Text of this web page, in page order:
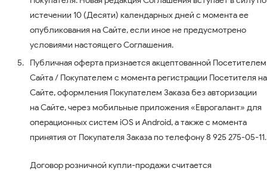
истечении 10 (Десяти) календарных дней с момента ее
опубликования на Сайте, если иное не предусмотрено
условиями настоящего Соглашения.
Публичная оферта признается акцептованной Посетителем
Сайта / Покупателем с момента регистрации Посетителя на
Сайте, оформления Покупателем Заказа без авторизации
на Сайте, через мобильные приложения «Еврогалант» для
операционных систем iOS и Android, а также с момента
принятия от Покупателя Заказа по телефону 8 925 275-05-11.
Договор розничной купли-продажи считается